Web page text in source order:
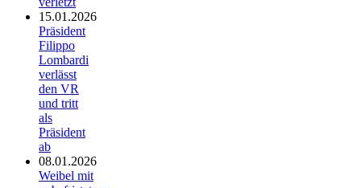
15.01.2026
Präsident
Filippo
Lombardi
verlässt
den VR
und tritt
als
Präsident
ab
08.01.2026
Weibel mit